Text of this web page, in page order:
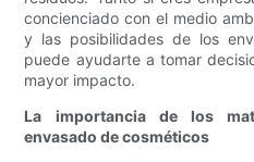
concienciado con el medio
y las posibilidades de los
puede ayudarte a tomar
mayor impacto.
La importancia de los
envasado de cosméticos